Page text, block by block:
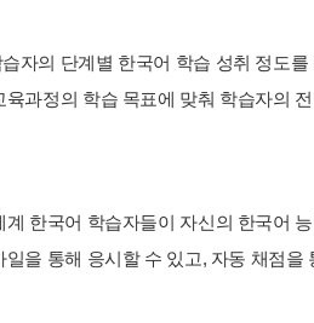
자의 단계별 한국어 학습 성취 정도
과정의 학습 목표에 맞춰 학습자의
한국어 학습자들이 자신의 한국어
을 통해 응시할 수 있고, 자동 채점